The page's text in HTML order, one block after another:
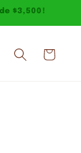
$3,500!
Carrito